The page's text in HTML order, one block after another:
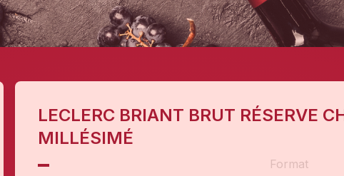
LECLERC BRIANT BRUT RÉSERVE
MILLÉSIMÉ
Format